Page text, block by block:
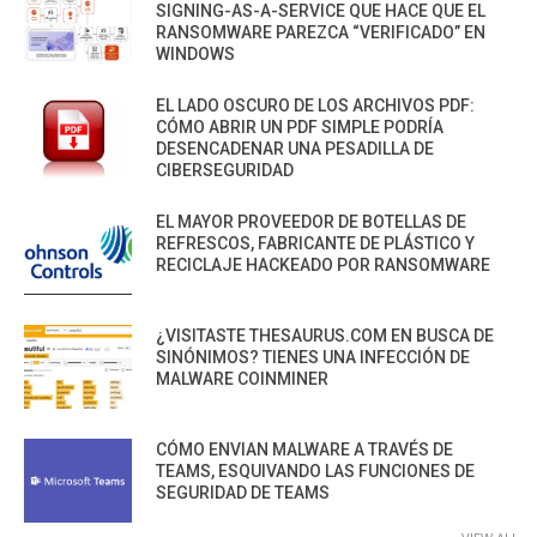
SIGNING-AS-A-SERVICE QUE HACE QUE EL
RANSOMWARE PAREZCA “VERIFICADO” EN
WINDOWS
EL LADO OSCURO DE LOS ARCHIVOS PDF:
CÓMO ABRIR UN PDF SIMPLE PODRÍA
DESENCADENAR UNA PESADILLA DE
CIBERSEGURIDAD
EL MAYOR PROVEEDOR DE BOTELLAS DE
REFRESCOS, FABRICANTE DE PLÁSTICO Y
RECICLAJE HACKEADO POR RANSOMWARE
¿VISITASTE THESAURUS.COM EN BUSCA DE
SINÓNIMOS? TIENES UNA INFECCIÓN DE
MALWARE COINMINER
CÓMO ENVIAN MALWARE A TRAVÉS DE
TEAMS, ESQUIVANDO LAS FUNCIONES DE
SEGURIDAD DE TEAMS